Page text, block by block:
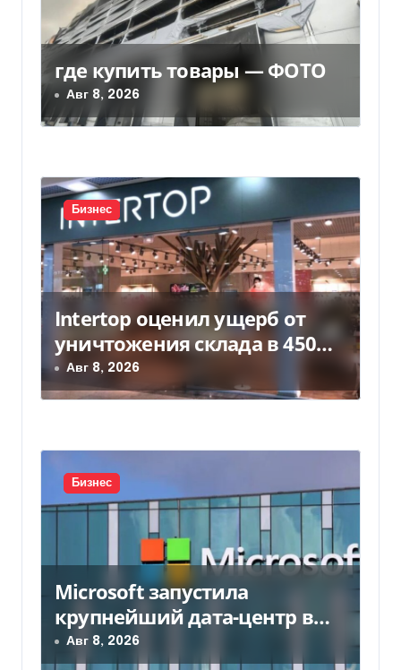
о
з
а
п
и
с
я
м
где купить товары — ФОТО
Авг 8, 2026
Бизнес
Intertop оценил ущерб от
уничтожения склада в 450
млн грн
Авг 8, 2026
Бизнес
Microsoft запустила
крупнейший дата-центр в
Индии за $20,5 миллиарда
Авг 8, 2026